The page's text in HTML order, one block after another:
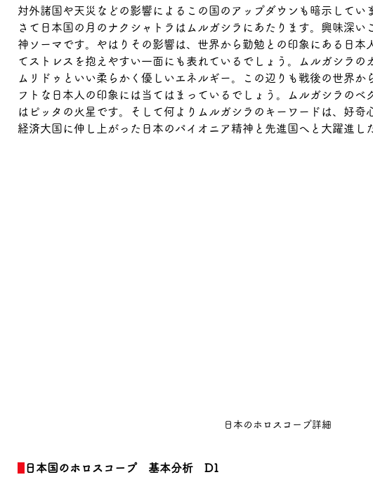
対外諸国や天災などの影響によるこの国のアップダウンも暗示してい
さて日本国の月のナクシャトラはムルガシラにあたります。興味深い
神ソーマです。やはりその影響は、世界から勤勉との印象にある日本
てストレスを抱えやすい一面にも表れているでしょう。ムルガシラの
ムリドゥといい柔らかく優しいエネルギー。この辺りも戦後の世界か
フトな日本人の印象には当てはまっているでしょう。ムルガシラのベ
はピッタの火星です。そして何よりムルガシラのキーワードは、好奇
経済大国に伸し上がった日本のパイオニア精神と先進国へと大躍進し
日本のホロスコープ詳細
日本国のホロスコープ　基本分析　D1